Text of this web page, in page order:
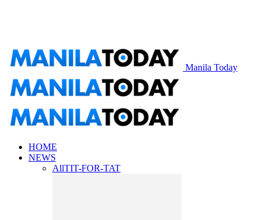
Manila Today
HOME
NEWS
AllTIT-FOR-TAT